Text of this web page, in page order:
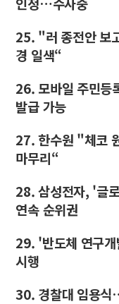
25. "러 종전안 보
경 일색“
26. 모바일 주민
발급 가능
27. 한수원 "체코
마무리“
28. 삼성전자, '글
연속 순위권
29. '반도체 연구
시행
30. 경찰대 임용식